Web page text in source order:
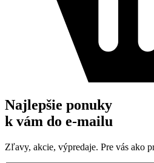
Najlepšie ponuky
k vám do e-mailu
Zľavy, akcie, výpredaje. Pre vás ako